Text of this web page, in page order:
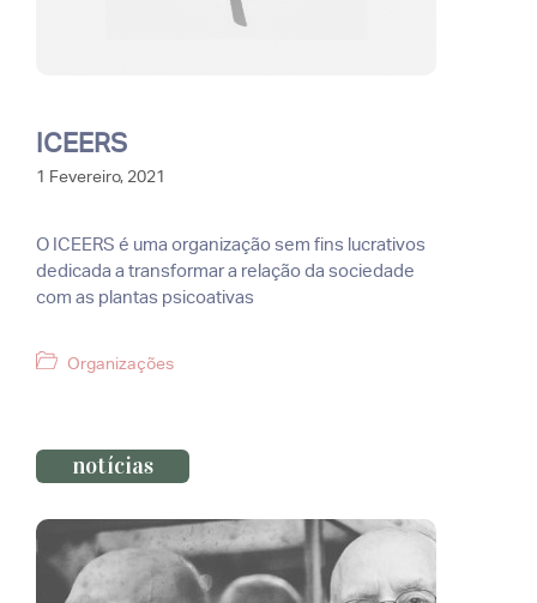
ICEERS
1 Fevereiro, 2021
O ICEERS é uma organização sem fins lucrativos
dedicada a transformar a relação da sociedade
com as plantas psicoativas
Categorias
Organizações
notícias